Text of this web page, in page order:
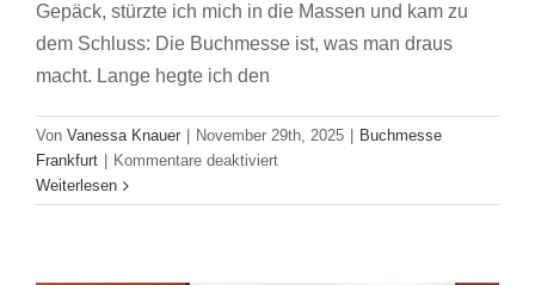
Gepäck, stürzte ich mich in die Massen und kam zu
dem Schluss: Die Buchmesse ist, was man draus
macht. Lange hegte ich den
Von Vanessa Knauer November 29th, 2025
Buchmesse
Frankfurt
Kommentare deaktiviertfür
für
WeiterlesenLesen im Wandel: Ein Blick auf den